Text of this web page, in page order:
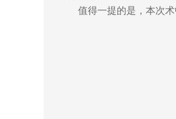
值得一提的是，本次术中